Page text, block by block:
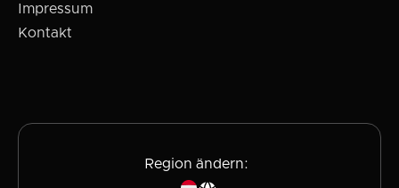
Impressum
Kontakt
Region ändern: